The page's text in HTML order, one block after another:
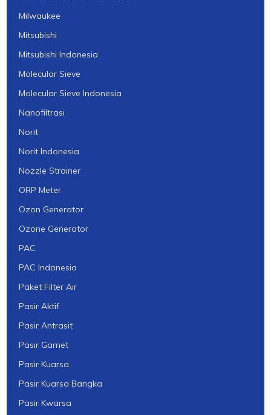
Milwaukee
Mitsubishi
Mitsubishi Indonesia
Molecular Sieve
Molecular Sieve Indonesia
Nanofiltrasi
Norit
Norit Indonesia
Nozzle Strainer
ORP Meter
Ozon Generator
Ozone Generator
PAC
PAC Indonesia
Paket Filter Air
Pasir Aktif
Pasir Antrasit
Pasir Garnet
Pasir Kuarsa
Pasir Kuarsa Bangka
Pasir Kwarsa